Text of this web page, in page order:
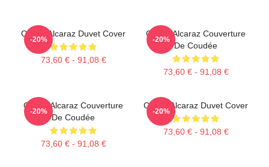
Carlos Alcaraz Duvet Cover
73,60 € - 91,08 €
-20%
Carlos Alcaraz Couverture
De Coudée
73,60 € - 91,08 €
-20%
Carlos Alcaraz Couverture
De Coudée
73,60 € - 91,08 €
-20%
Carlos Alcaraz Duvet Cover
73,60 € - 91,08 €
-20%